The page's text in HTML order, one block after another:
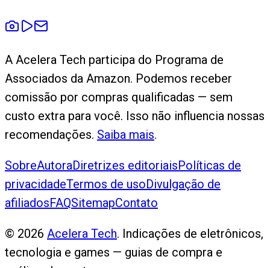
A Acelera Tech participa do Programa de
Associados da Amazon. Podemos receber
comissão por compras qualificadas — sem
custo extra para você. Isso não influencia nossas
recomendações. Saiba mais.
SobreAutoraDiretrizes editoriaisPolíticas de
privacidadeTermos de usoDivulgação de
afiliadosFAQSitemapContato
© 2026 Acelera Tech. Indicações de eletrônicos,
tecnologia e games — guias de compra e